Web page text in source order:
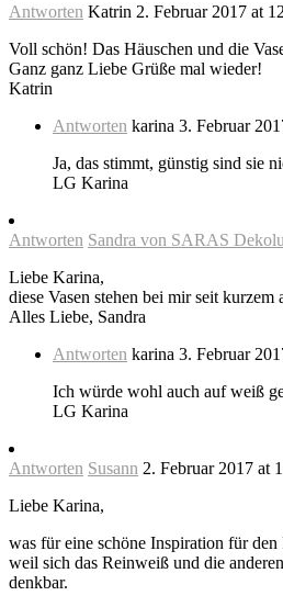
Antworten Katrin 2. Februar 2017 at
Voll schön! Das Häuschen und die
Ganz ganz Liebe Grüße mal wieder!
Katrin
Antworten karina 3. Februar
Ja, das stimmt, günstig sind sie
LG Karina
Antworten Sandra von SARAS
Liebe Karina,
diese Vasen stehen bei mir seit
Alles Liebe, Sandra
Antworten karina 3. Februar
Ich würde wohl auch auf weiß
LG Karina
Antworten Susann 2. Februar 2017 at
Liebe Karina,
was für eine schöne Inspiration für
weil sich das Reinweiß und die
denkbar.